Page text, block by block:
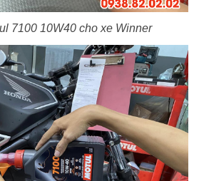
7100 10W40 cho xe Winner